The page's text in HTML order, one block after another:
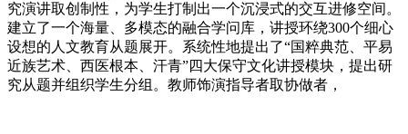
究演讲取创制性，为学生打制出一个沉浸式的交互进修空间。
建立了一个海量、多模态的融合学问库，讲授环绕300个细心
设想的人文教育从题展开。系统性地提出了“国粹典范、平易
近族艺术、西医根本、汗青”四大保守文化讲授模块，提出研
究从题并组织学生分组。教师饰演指导者取协做者，